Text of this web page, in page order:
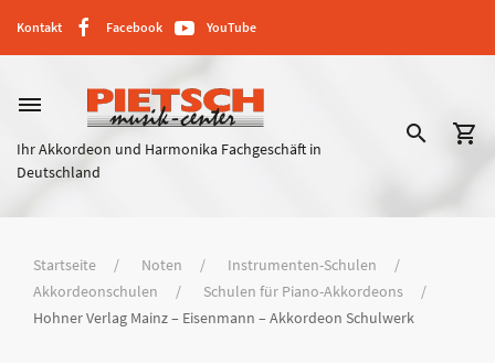
Kontakt Facebook YouTube
dehaze
Ihr Akkordeon und Harmonika Fachgeschäft in
Deutschland
search shopping_cart
Startseite Noten
Instrumenten-Schulen
Akkordeonschulen
Schulen für Piano-Akkordeons
Hohner Verlag Mainz – Eisenmann – Akkordeon Schulwerk